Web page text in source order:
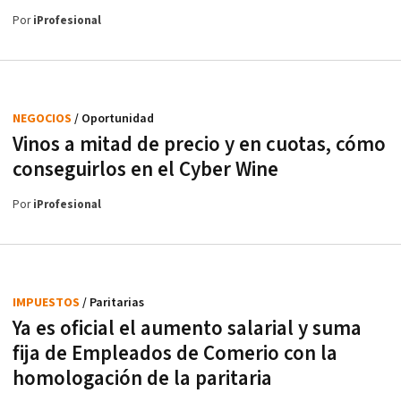
PoriProfesional
Vinos a mitad de precio y en cuotas, cómo
conseguirlos en el Cyber Wine
NEGOCIOS / Oportunidad
PoriProfesional
Ya es oficial el aumento salarial y suma
fija de Empleados de Comerio con la
homologación de la paritaria
IMPUESTOS / Paritarias